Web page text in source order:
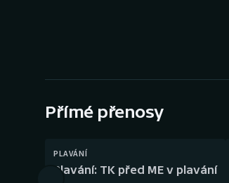
Přímé přenosy
PLAVÁNÍ
Plavání: TK před ME v plavání